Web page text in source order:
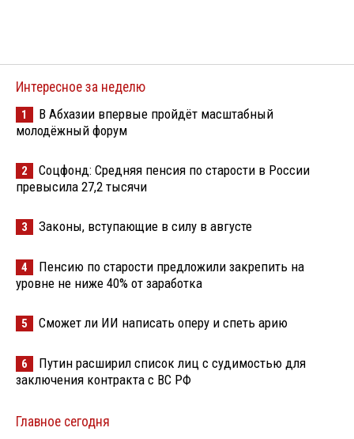
Интересное за неделю
1
В Абхазии впервые пройдёт масштабный
молодёжный форум
2
Соцфонд: Средняя пенсия по старости в России
превысила 27,2 тысячи
3 Законы, вступающие в силу в августе
4
Пенсию по старости предложили закрепить на
уровне не ниже 40% от заработка
5 Сможет ли ИИ написать оперу и спеть арию
6
Путин расширил список лиц с судимостью для
заключения контракта с ВС РФ
Главное сегодня